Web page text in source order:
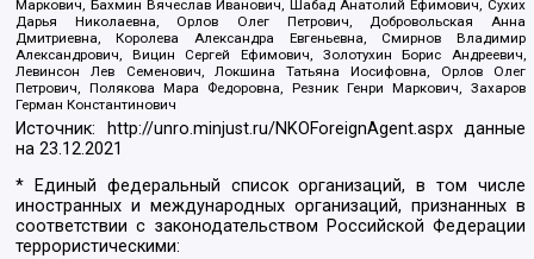
Маркович, Бахмин Вячеслав Иванович, Шабад Анатолий Ефимович, Сухих
Дарья Николаевна, Орлов Олег Петрович, Добровольская Анна
Дмитриевна, Королева Александра Евгеньевна, Смирнов Владимир
Александрович, Вицин Сергей Ефимович, Золотухин Борис Андреевич,
Левинсон Лев Семенович, Локшина Татьяна Иосифовна, Орлов Олег
Петрович, Полякова Мара Федоровна, Резник Генри Маркович, Захаров
Герман Константинович
Источник: http://unro.minjust.ru/NKOForeignAgent.aspxданные
на23.12.2021
* Единый федеральный список организаций, в том числе
иностранных и международных организаций, признанных в
соответствии с законодательством Российской Федерации
террористическими: